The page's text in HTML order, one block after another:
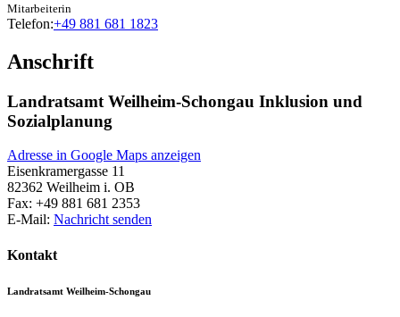
Mitarbeiterin
Telefon:+49 881 681 1823
Anschrift
Landratsamt Weilheim-Schongau Inklusion und
Sozialplanung
Adresse in Google Maps anzeigen
Eisenkramergasse 11
82362 Weilheim i. OB
Fax: +49 881 681 2353
E-Mail: Nachricht senden
Kontakt
Landratsamt Weilheim-Schongau